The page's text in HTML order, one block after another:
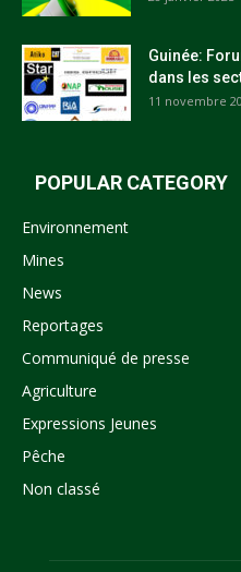
Guinée:
dans les
11 novembre
POPULAR CATEGORY
Environnement
Mines
News
Reportages
Communiqué de presse
Agriculture
Expressions Jeunes
Pêche
Non classé